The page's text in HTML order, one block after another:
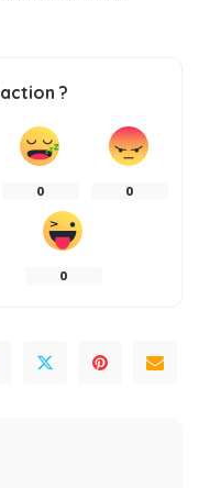
?
0 0
0